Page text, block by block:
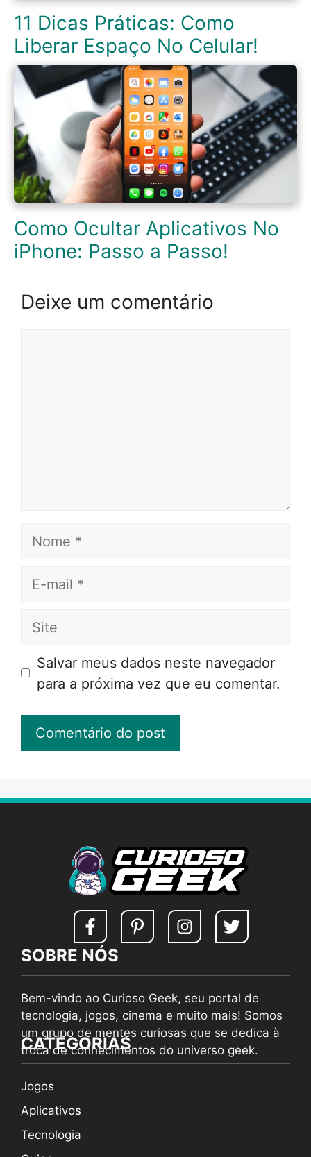
11 Dicas Práticas: Como
Liberar Espaço No Celular!
Como Ocultar Aplicativos No
iPhone: Passo a Passo!
Deixe um comentário
Nome
E-
Site
Salvar meus dados neste navegador
para a próxima vez que eu comentar.
SOBRE NÓS
Bem-vindo ao Curioso Geek, seu portal de
tecnologia, jogos, cinema e muito mais! Somos
um grupo de mentes curiosas que se dedica à
troca de conhecimentos do universo geek.
CATEGORIAS
Jogos
Aplicativos
Tecnologia